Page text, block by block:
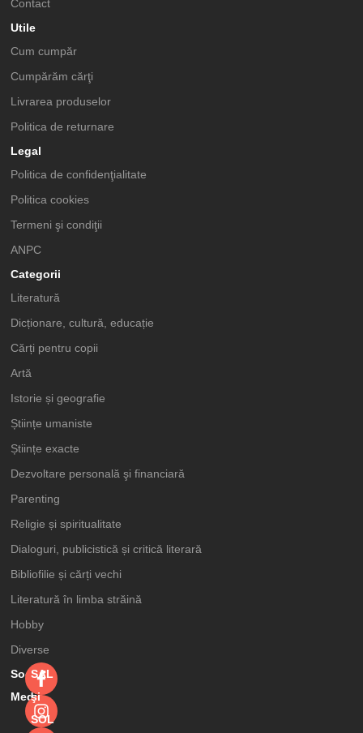
Contact
Utile
Cum cumpăr
Cumpărăm cărţi
Livrarea produselor
Politica de returnare
Legal
Politica de confidenţialitate
Politica cookies
Termeni şi condiţii
ANPC
Categorii
Literatură
Dicționare, cultură, educație
Cărți pentru copii
Artă
Istorie și geografie
Științe umaniste
Științe exacte
Dezvoltare personală şi financiară
Parenting
Religie și spiritualitate
Dialoguri, publicistică și critică literară
Bibliofilie și cărți vechi
Literatură în limba străină
Hobby
Diverse
Social
Media
SAL
şi
SOL